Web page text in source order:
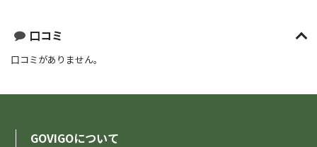
口コミ
口コミがありません。
GOVIGOについて